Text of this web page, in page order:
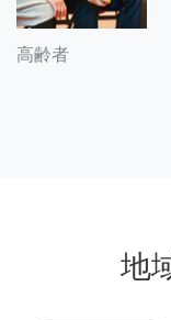
高齢者
地